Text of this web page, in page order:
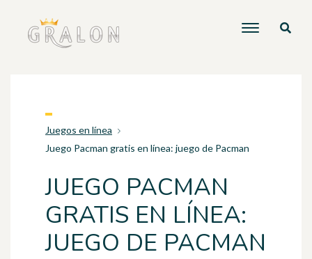
Juegos en línea
Juego Pacman gratis en línea: juego de Pacman
JUEGO PACMAN
GRATIS EN LÍNEA:
JUEGO DE PACMAN